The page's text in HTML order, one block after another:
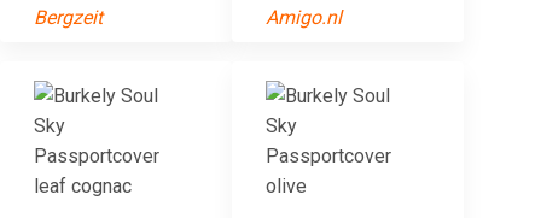
Bergzeit Amigo.nl